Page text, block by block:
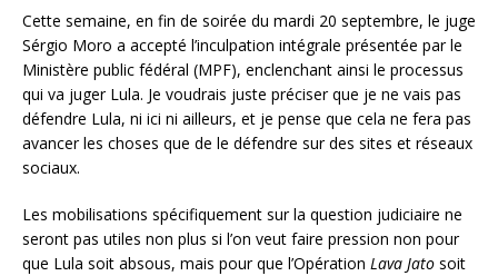
Cette semaine, en fin de soirée du mardi 20 septembre, le juge
Sérgio Moro a accepté l’inculpation intégrale présentée par le
Ministère public fédéral (MPF), enclenchant ainsi le processus
qui va juger Lula. Je voudrais juste préciser que je ne vais pas
défendre Lula, ni ici ni ailleurs, et je pense que cela ne fera pas
avancer les choses que de le défendre sur des sites et réseaux
sociaux.
Les mobilisations spécifiquement sur la question judiciaire ne
seront pas utiles non plus si l’on veut faire pression non pour
que Lula soit absous, mais pour que l’Opération Lava Jato soit